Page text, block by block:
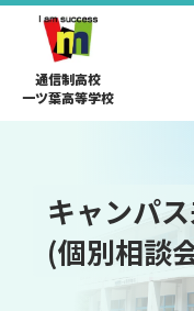
通信制高校
一ツ葉高等学校
キャンパ
(個別相談